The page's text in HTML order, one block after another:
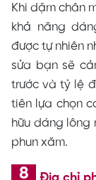
Khi dặm chân
khả năng
được tự nhiên
sửa bạn sẽ
trước và tỷ lệ
tiên lựa chọn
hữu dáng lông
phun xăm.